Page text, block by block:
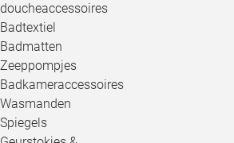
doucheaccessoires
Badtextiel
Badmatten
Zeeppompjes
Badkameraccessoires
Wasmanden
Spiegels